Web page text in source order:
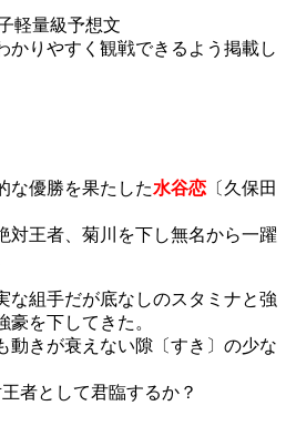
軽量級予想文
かりやすく観戦できるよう掲載し
な優勝を果たした水谷恋 〔久保田
対王者、菊川を下し無名から一躍
な組手だが底なしのスタミナと強
を下してきた。
動きが衰えない隙〔すき〕の少な
者として君臨するか？